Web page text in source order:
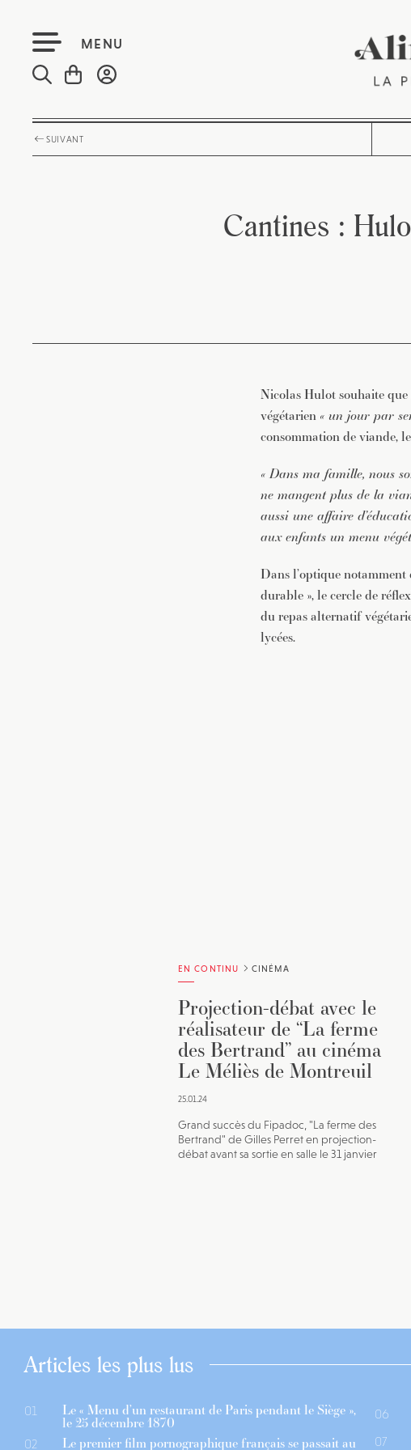
MENU
SUIVANT
Cantines :
Nicolas Hulot souhaite
végétarien « un jour par
consommation de viande,
« Dans ma famille, nous
ne mangent plus de la
aussi une affaire
aux enfants un menu
Dans l’optique
durable », le cercle de
du repas alternatif
lycées.
EN CONTINU CINÉMA
Projection-débat avec le
réalisateur de “La ferme
des Bertrand” au cinéma
Le Méliès de Montreuil
25.01.24
Grand succès du Fipadoc, "La ferme des
Bertrand" de Gilles Perret en projection-
débat avant sa sortie en salle le 31 janvier
Articles les plus lus
01 Le « Menu d’un restaurant de Paris pendant le Siège »,
le 25 décembre 1870
02 Le premier film pornographique français se passait au
06
07